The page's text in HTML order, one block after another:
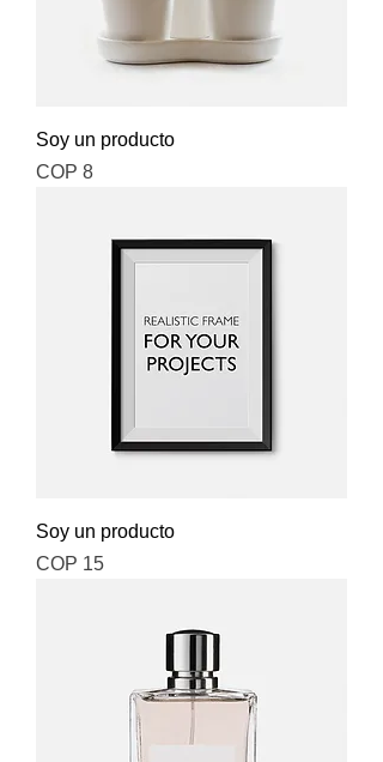
Soy un producto
Price
COP 8
Soy un producto
Price
COP 15